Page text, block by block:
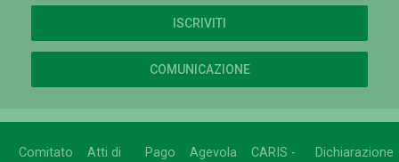
ISCRIVITI
COMUNICAZIONE
Comitato
Atti di
Pago
Agevola
CARIS -
Dichiarazione